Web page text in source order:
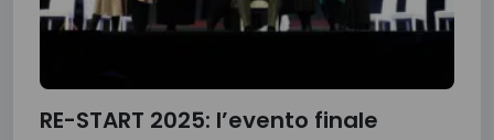
RE-START 2025: l’evento finale